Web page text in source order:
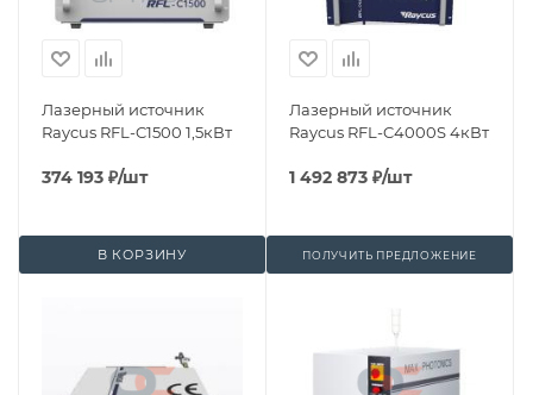
Лазерный источник
Raycus RFL-C1500 1,5кВт
374 193 ₽/шт
В КОРЗИНУ
Лазерный источник
Raycus RFL-C4000S 4кВт
1 492 873 ₽/шт
ПОЛУЧИТЬ ПРЕДЛОЖЕНИЕ